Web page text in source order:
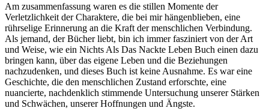
Am zusammenfassung waren es die stillen Momente der
Verletzlichkeit der Charaktere, die bei mir hängenblieben, eine
rührselige Erinnerung an die Kraft der menschlichen Verbindung.
Als jemand, der Bücher liebt, bin ich immer fasziniert von der Art
und Weise, wie ein Nichts Als Das Nackte Leben Buch einen dazu
bringen kann, über das eigene Leben und die Beziehungen
nachzudenken, und dieses Buch ist keine Ausnahme. Es war eine
Geschichte, die den menschlichen Zustand erforschte, eine
nuancierte, nachdenklich stimmende Untersuchung unserer Stärken
und Schwächen, unserer Hoffnungen und Ängste.